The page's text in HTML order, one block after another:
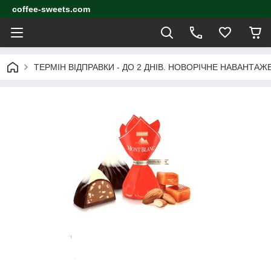
coffee-sweets.com
ТЕРМІН ВІДПРАВКИ - ДО 2 ДНІВ. НОВОРІЧНЕ